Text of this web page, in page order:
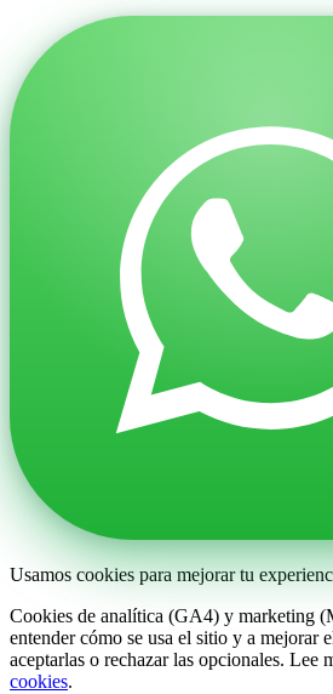
Usamos cookies para mejorar tu
Cookies de analítica (GA4) y marketing
entender cómo se usa el sitio y a mejorar
aceptarlas o rechazar las opcionales. Lee
cookies.